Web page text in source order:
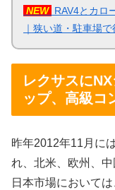
NEW RAV4とカロ
｜狭い道・駐車場
レクサスに
ップ、高級コ
昨年2012年11月に
れ、北米、欧州、中
日本市場において